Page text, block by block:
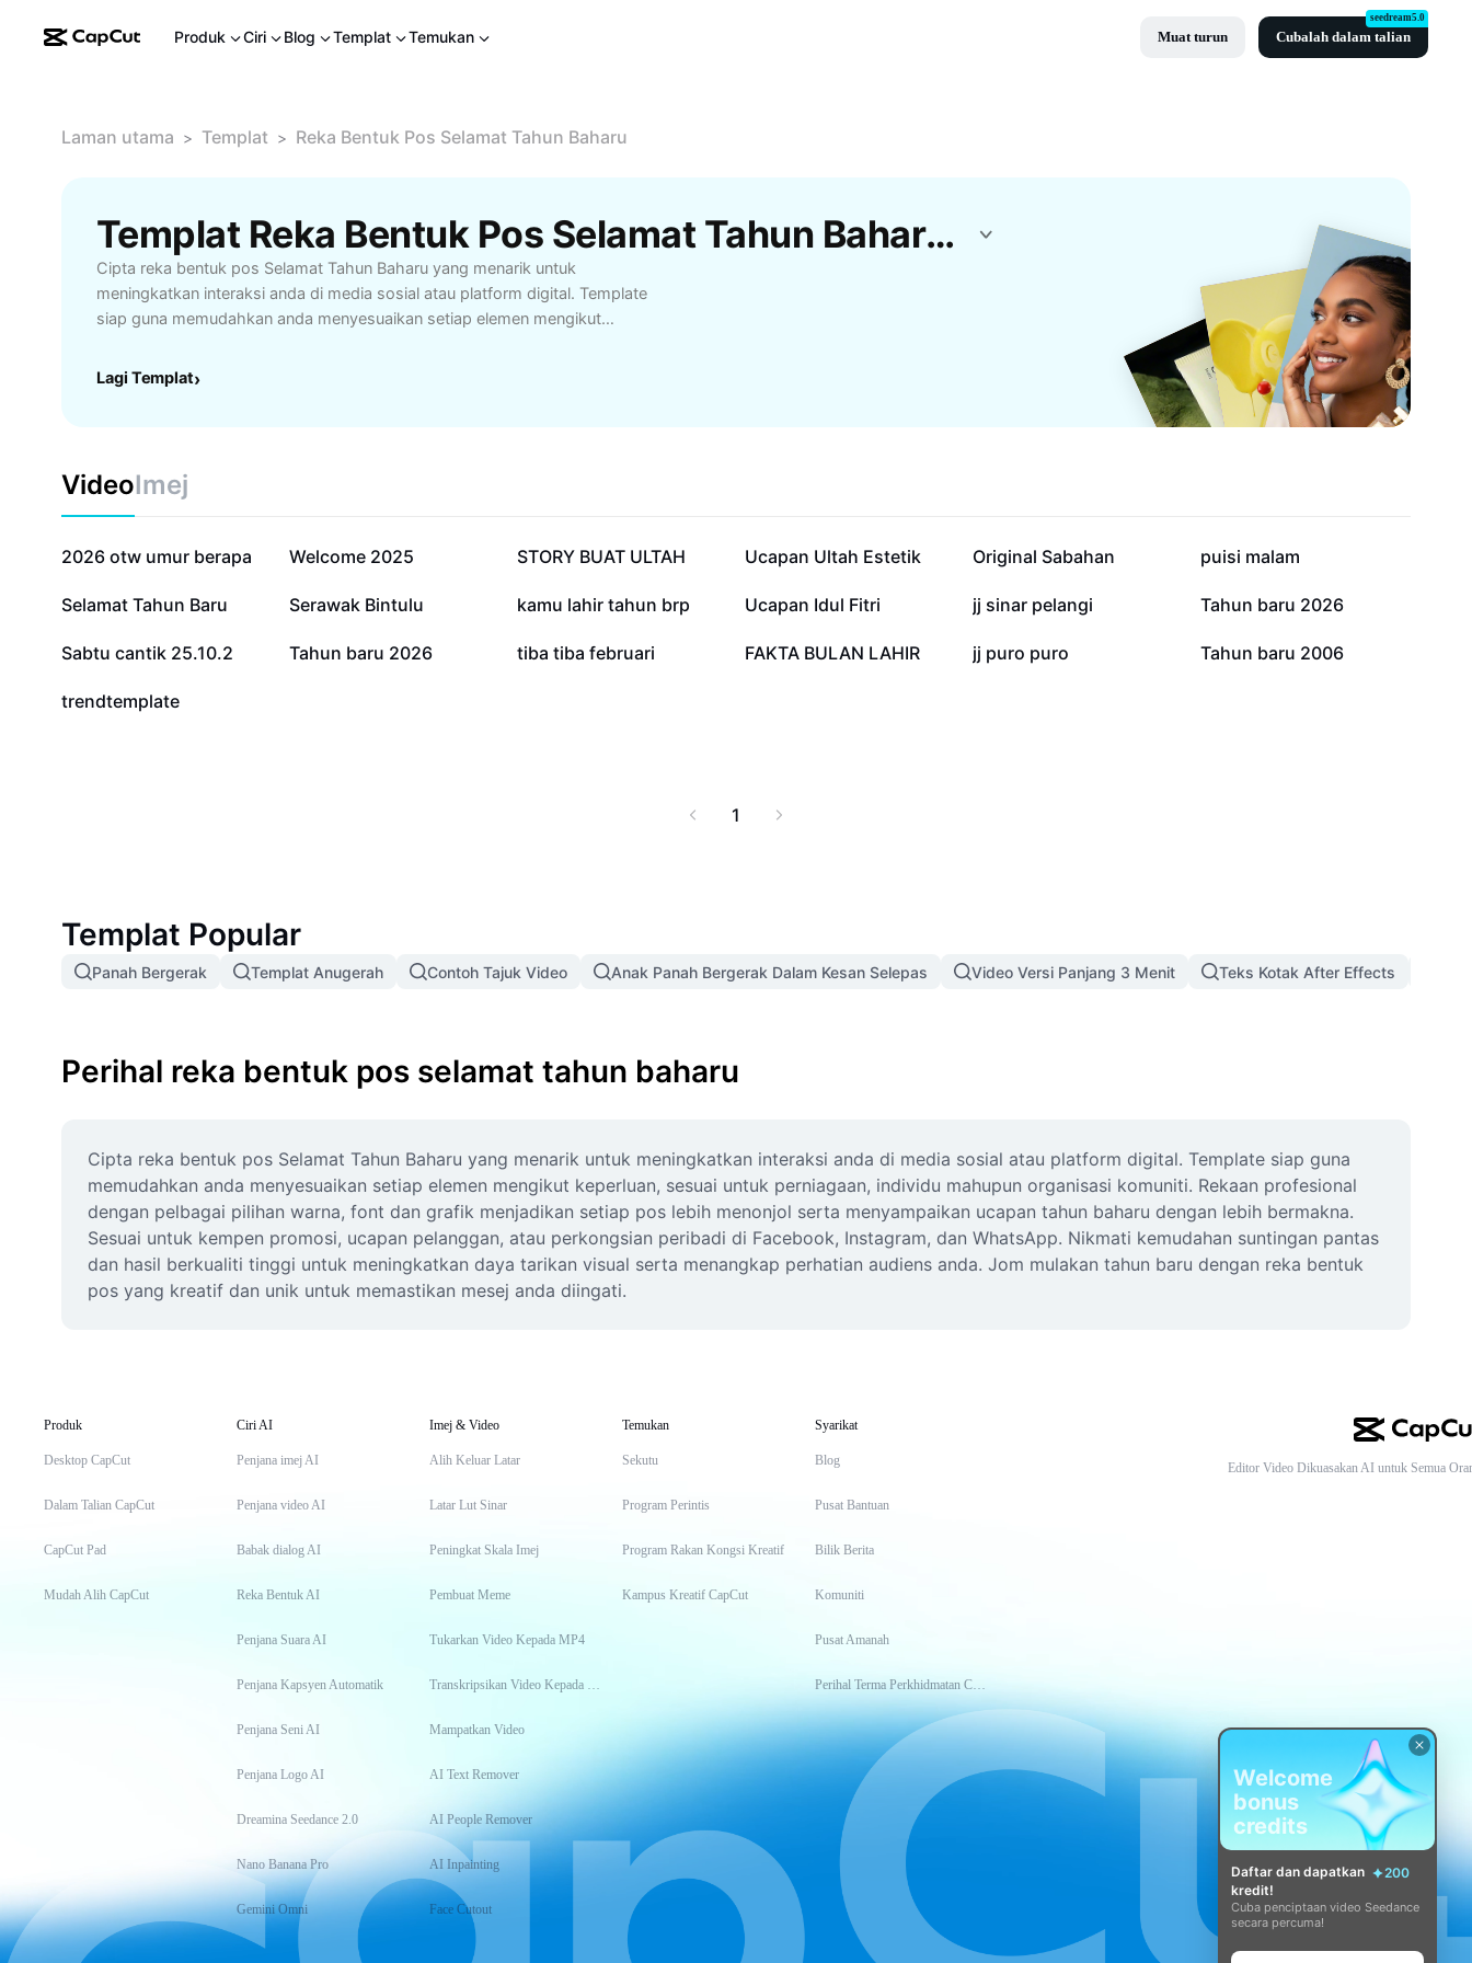
Produk Ciri Blog Templat Temukan Muat turun Cubalah dalam talian
seedream5.0
Laman utama > Templat > Reka Bentuk Pos Selamat Tahun Baharu
Templat Reka Bentuk Pos Selamat Tahun Baharu Percuma Oleh CapCut
Cipta reka bentuk pos Selamat Tahun Baharu yang menarik untuk
meningkatkan interaksi anda di media sosial atau platform digital. Template
siap guna memudahkan anda menyesuaikan setiap elemen mengikut
Rekaan profesional dengan pelbagai pilihan warna, font dan grafik
menjadikan setiap pos lebih menonjol serta menyampaikan ucapan tahun
WhatsApp. Nikmati kemudahan suntingan pantas dan hasil berkualiti tinggi
untuk meningkatkan daya tarikan visual serta menangkap perhatian audiens
anda. Jom mulakan tahun baru dengan reka bentuk pos yang kreatif dan unik
untuk memastikan mesej anda diingati.
Lagi Templat›
VideoImej
1.1J
2026 otw umur berapa 378.1K
Welcome 2025 305K
STORY BUAT ULTAH 173.9K
Ucapan Ultah Estetik 105.8K
Original Sabahan 13.2K
puisi malam
6.7K
Selamat Tahun Baru 3.4K
Serawak Bintulu 3.4K
kamu lahir tahun brp 3.2K
Ucapan Idul Fitri 1K
jj sinar pelangi 942
Tahun baru 2026
854
Sabtu cantik 25.10.2 580
Tahun baru 2026 545
tiba tiba februari 299
FAKTA BULAN LAHIR 128
jj puro puro 1
Tahun baru 2006
0
trendtemplate
1
Templat Popular
Panah Bergerak Templat Anugerah Contoh Tajuk Video Anak Panah Bergerak Dalam Kesan Selepas Video Versi Panjang 3 Menit Teks Kotak After Effects
Perihal reka bentuk pos selamat tahun baharu
Cipta reka bentuk pos Selamat Tahun Baharu yang menarik untuk meningkatkan interaksi anda di media sosial atau platform digital. Template siap guna
memudahkan anda menyesuaikan setiap elemen mengikut keperluan, sesuai untuk perniagaan, individu mahupun organisasi komuniti. Rekaan profesional
dengan pelbagai pilihan warna, font dan grafik menjadikan setiap pos lebih menonjol serta menyampaikan ucapan tahun baharu dengan lebih bermakna.
Sesuai untuk kempen promosi, ucapan pelanggan, atau perkongsian peribadi di Facebook, Instagram, dan WhatsApp. Nikmati kemudahan suntingan pantas
dan hasil berkualiti tinggi untuk meningkatkan daya tarikan visual serta menangkap perhatian audiens anda. Jom mulakan tahun baru dengan reka bentuk
pos yang kreatif dan unik untuk memastikan mesej anda diingati.
Produk
Desktop CapCut
Dalam Talian CapCut
CapCut Pad
Mudah Alih CapCut
Ciri AI
Penjana imej AI
Penjana video AI
Babak dialog AI
Reka Bentuk AI
Penjana Suara AI
Penjana Kapsyen Automatik
Penjana Seni AI
Penjana Logo AI
Dreamina Seedance 2.0
Nano Banana Pro
Gemini Omni
Imej & Video
Alih Keluar Latar
Latar Lut Sinar
Peningkat Skala Imej
Pembuat Meme
Tukarkan Video Kepada MP4
Transkripsikan Video Kepada Teks
Mampatkan Video
AI Text Remover
AI People Remover
AI Inpainting
Face Cutout
Temukan
Sekutu
Program Perintis
Program Rakan Kongsi Kreatif
Kampus Kreatif CapCut
Syarikat
Blog
Pusat Bantuan
Bilik Berita
Komuniti
Pusat Amanah
Perihal Terma Perkhidmatan CapCut
Editor Video Dikuasakan AI untuk Semua
Welcome
bonus
credits
Daftar dan dapatkan
200
kredit!
Cuba penciptaan video Seedance
secara percuma!